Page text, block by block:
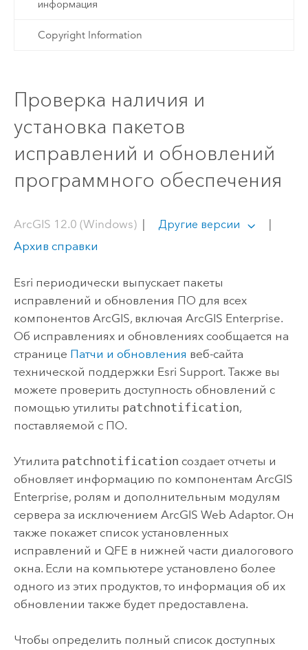
информация
Copyright Information
Проверка наличия и
установка пакетов
исправлений и обновлений
программного обеспечения
ArcGIS 12.0 (Windows)| Другие версии
Архив справки
Esri периодически выпускает пакеты
исправлений и обновления ПО для всех
компонентов ArcGIS, включая ArcGIS Enterprise.
Об исправлениях и обновлениях сообщается на
странице Патчи и обновления веб-сайта
технической поддержки Esri Support. Также вы
можете проверить доступность обновлений с
помощью утилиты patchnotification,
поставляемой с ПО.
Утилита patchnotification создает отчеты и
обновляет информацию по компонентам ArcGIS
Enterprise, ролям и дополнительным модулям
сервера за исключением ArcGIS Web Adaptor. Он
также покажет список установленных
исправлений и QFE в нижней части диалогового
окна. Если на компьютере установлено более
одного из этих продуктов, то информация об их
обновлении также будет предоставлена.
Чтобы определить полный список доступных